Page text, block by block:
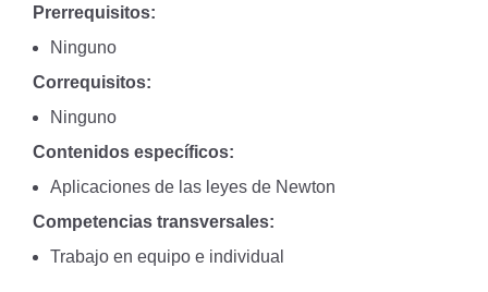
Prerrequisitos:
Ninguno
Correquisitos:
Ninguno
Contenidos específicos:
Aplicaciones de las leyes de Newton
Competencias transversales:
Trabajo en equipo e individual